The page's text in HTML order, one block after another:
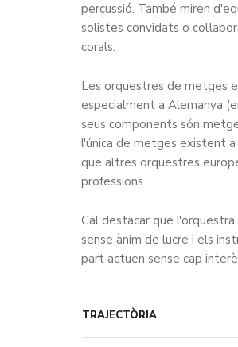
percussió. També miren
solistes convidats o
corals.
Les orquestres de metges
especialment a Alemanya
seus components són
l'única de metges existent a
que altres orquestres
professions.
Cal destacar que l'orquestra
sense ànim de lucre i els
part actuen sense cap
TRAJECTÒRIA